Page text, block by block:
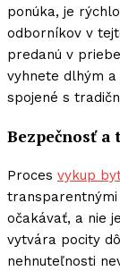
ponúka, je
odborníkov v
predanú v
vyhnete dlhým
spojené s
Bezpečnosť
Proces vykup
transparentnými
očakávať, a nie
vytvára pocity
nehnuteľnosti